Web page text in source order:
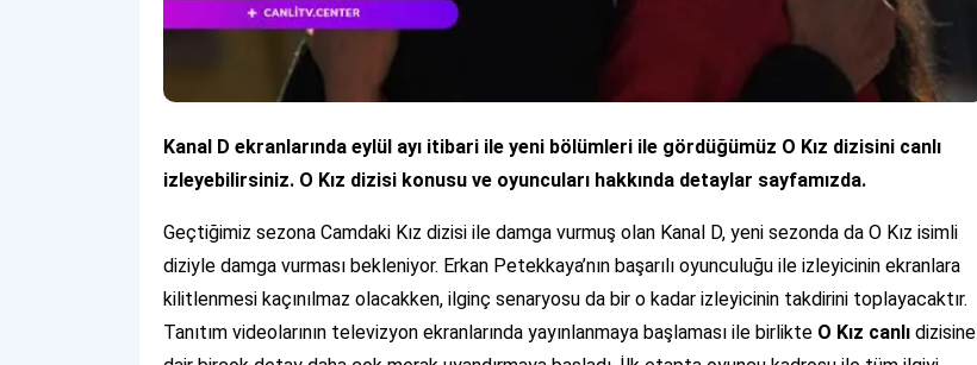
Kanal D ekranlarında eylül ayı itibari ile yeni bölümleri ile gördüğümüz O Kız dizisini canlı
izleyebilirsiniz. O Kız dizisi konusu ve oyuncuları hakkında detaylar sayfamızda.
Geçtiğimiz sezona Camdaki Kız dizisi ile damga vurmuş olan Kanal D, yeni sezonda da O Kız isimli
diziyle damga vurması bekleniyor. Erkan Petekkaya’nın başarılı oyunculuğu ile izleyicinin ekranlara
kilitlenmesi kaçınılmaz olacakken, ilginç senaryosu da bir o kadar izleyicinin takdirini toplayacaktır.
Tanıtım videolarının televizyon ekranlarında yayınlanmaya başlaması ile birlikte O Kız canlı dizisine